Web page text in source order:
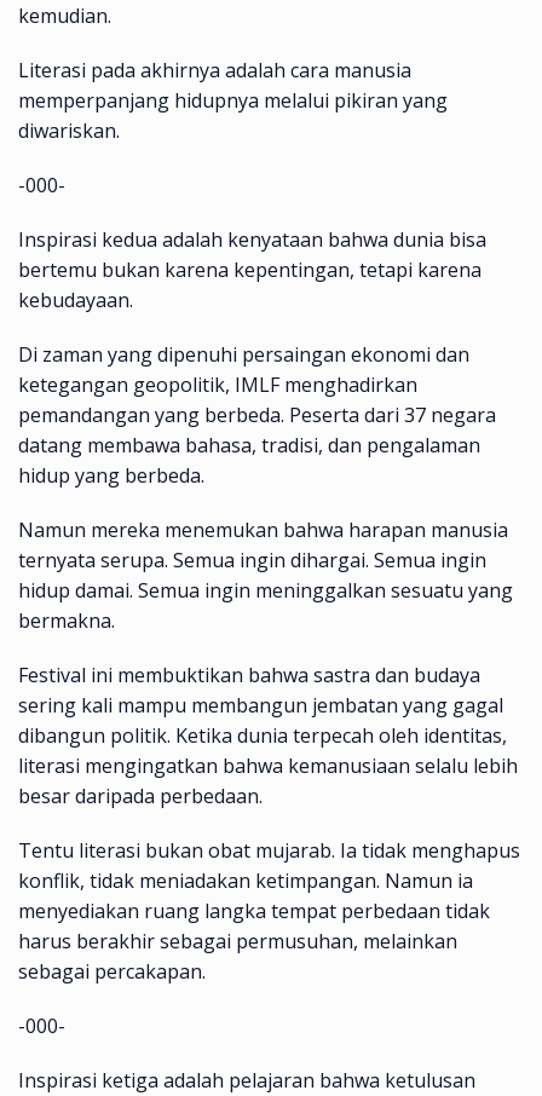
kemudian.
Literasi pada akhirnya adalah cara manusia
memperpanjang hidupnya melalui pikiran yang
diwariskan.
-000-
Inspirasi kedua adalah kenyataan bahwa dunia bisa
bertemu bukan karena kepentingan, tetapi karena
kebudayaan.
Di zaman yang dipenuhi persaingan ekonomi dan
ketegangan geopolitik, IMLF menghadirkan
pemandangan yang berbeda. Peserta dari 37 negara
datang membawa bahasa, tradisi, dan pengalaman
hidup yang berbeda.
Namun mereka menemukan bahwa harapan manusia
ternyata serupa. Semua ingin dihargai. Semua ingin
hidup damai. Semua ingin meninggalkan sesuatu yang
bermakna.
Festival ini membuktikan bahwa sastra dan budaya
sering kali mampu membangun jembatan yang gagal
dibangun politik. Ketika dunia terpecah oleh identitas,
literasi mengingatkan bahwa kemanusiaan selalu lebih
besar daripada perbedaan.
Tentu literasi bukan obat mujarab. Ia tidak menghapus
konflik, tidak meniadakan ketimpangan. Namun ia
menyediakan ruang langka tempat perbedaan tidak
harus berakhir sebagai permusuhan, melainkan
sebagai percakapan.
-000-
Inspirasi ketiga adalah pelajaran bahwa ketulusan